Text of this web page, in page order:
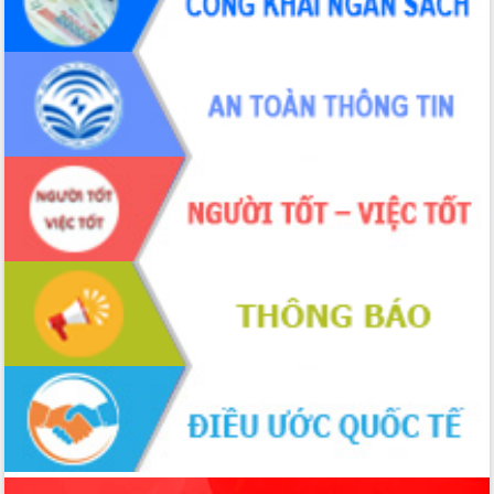
món ăn từ sầu riêng
Đắk Lắk công bố Quy hoạch và xúc
tiến đầu tư tỉnh
Ngành cá ngừ Đắk Lắk chủ động thích
ứng để giữ vững thị trường xuất khẩu
Diễn đàn Kinh tế tư nhân Việt Nam đột
phá cơ chế - Hợp tác công tư
Đề án 06 tạo bước ngoặt đột phá trong
cải cách hành chính tỉnh Đắk Lắk
Kết nối tour, đẩy mạnh chuyển đổi số
để phát triển du lịch Đắk Lắk
Khởi động Dự án Đầu tư xây dựng hạ
tầng kỹ thuật Cụm công nghiệp Tân
Tiến
Gặp mặt các cơ quan báo chí nhân Kỷ
niệm 101 năm Ngày Báo chí Cách
mạng Việt Nam
Đắk Lắk sơ kết 4 năm triển khai thực
hiện Đề án 06 của Chính phủ
Họp báo thông tin về Hội nghị Công bố